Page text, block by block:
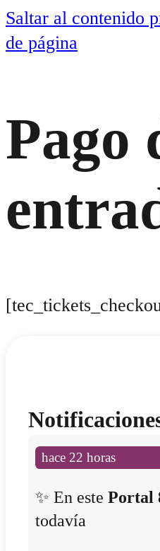
Saltar al contenido
de página
Pago
hace 22 horas
✨ En este Portal
todavía